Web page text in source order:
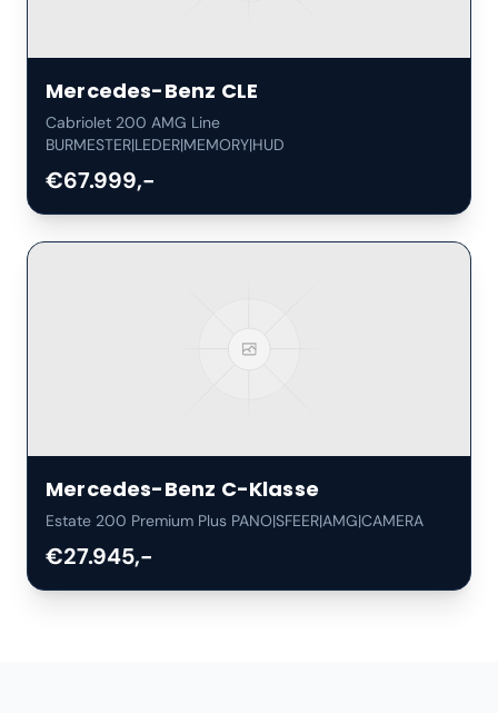
Mercedes-Benz CLE
Cabriolet 200 AMG Line
BURMESTER|LEDER|MEMORY|HUD
€67.999,-
Mercedes-Benz C-Klasse
Estate 200 Premium Plus PANO|SFEER|AMG|CAMERA
€27.945,-